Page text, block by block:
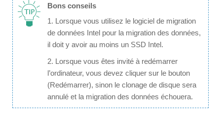
Bons conseils
1. Lorsque vous utilisez le logiciel de migration
de données Intel pour la migration des données,
il doit y avoir au moins un SSD Intel.
2. Lorsque vous êtes invité à redémarrer
l’ordinateur, vous devez cliquer sur le bouton
(Redémarrer), sinon le clonage de disque sera
annulé et la migration des données échouera.